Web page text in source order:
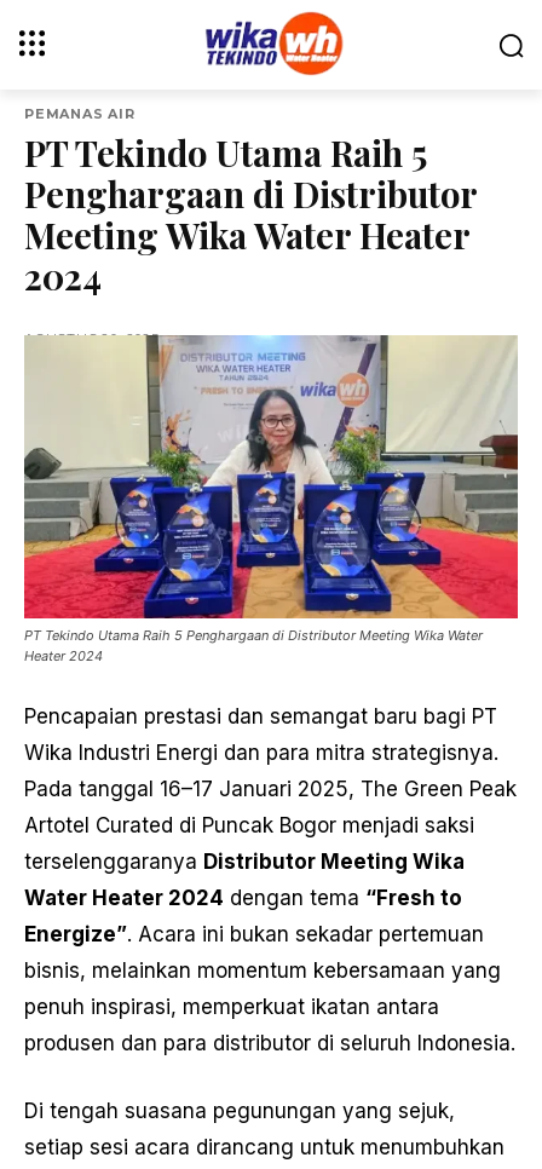
PEMANAS AIR
PT Tekindo Utama Raih 5
Penghargaan di Distributor
Meeting Wika Water Heater
2024
AGUSTUS 20, 2025
PT Tekindo Utama Raih 5 Penghargaan di Distributor Meeting Wika Water
Heater 2024
Pencapaian prestasi dan semangat baru bagi PT
Wika Industri Energi dan para mitra strategisnya.
Pada tanggal 16–17 Januari 2025, The Green Peak
Artotel Curated di Puncak Bogor menjadi saksi
terselenggaranya Distributor Meeting Wika
Water Heater 2024 dengan tema “Fresh to
Energize”. Acara ini bukan sekadar pertemuan
bisnis, melainkan momentum kebersamaan yang
penuh inspirasi, memperkuat ikatan antara
produsen dan para distributor di seluruh Indonesia.
Di tengah suasana pegunungan yang sejuk,
setiap sesi acara dirancang untuk menumbuhkan